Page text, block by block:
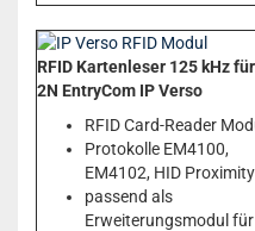
RFID Kartenleser 125 kHz für
2N EntryCom IP Verso
RFID Card-Reader
Protokolle EM4100,
EM4102, HID Proximity
passend als
Erweiterungsmodul für